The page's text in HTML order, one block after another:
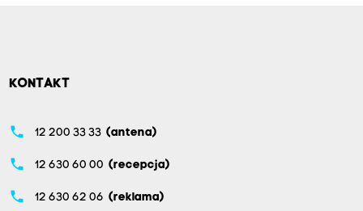
KONTAKT
phone 12 200 33 33 (antena)
phone 12 630 60 00 (recepcja)
phone 12 630 62 06 (reklama)